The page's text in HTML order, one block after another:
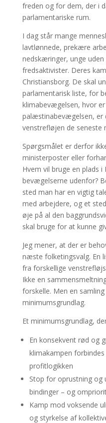
freden og for dem, der i
parlamentariske rum.
I dag står mange
lavtlønnede, prekære
nedskæringer, unge
fredsaktivister. Deres
Christiansborg. De skal
parlamentarisk liste, for
klimabevægelsen, hvor
palæstinabevægelsen, er
venstrefløjen de seneste
Spørgsmålet er derfor
ministerposter eller
Hvem vil bruge en plads
bevægelserne udenfor?
sted man har en vigtig
med arbejdere, og et
øje på al den
skal bruge for at kunne
Jeg mener, at der er
næste folketingsvalg. En
fra forskellige
Ikke en
forskelle. Men en
minimumsgrundlag.
Et minimumsgrundlag,
En konsekvent rød og
klimakampen
profitlogikken
Stop for oprustning og
bindinger – og
Kamp mod voksende
og styrkelse af